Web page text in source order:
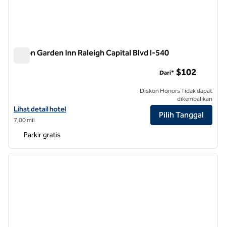
Hilton Garden Inn Raleigh Capital Blvd I-540
Lihat detail hotel untuk Hilton Garden Inn Raleigh Capital Blvd I-540
Lihat detail hotel
7,00 mil
Dari* $102
Diskon Honors Tidak dapat
dikembalikan
Pilih Tanggal
Parkir gratis
1 dari 12